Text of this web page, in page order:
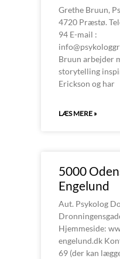
Grethe Bruun,
4720 Præstø.
94 E-mail :
Bruun arbejder
storytelling
Erickson og har
LÆS MERE »
5000
Engelund
Aut. Psykolog
Hjemmeside:
engelund.dk
69 (der kan